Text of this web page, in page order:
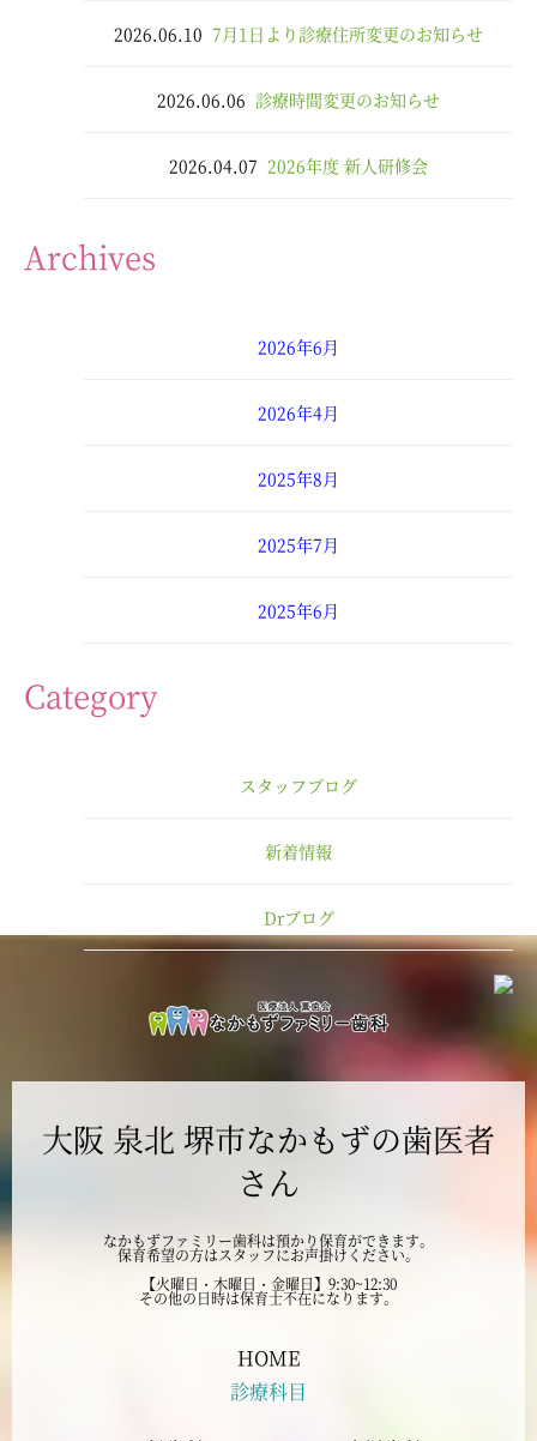
2026.06.10 7月1日より診療住所変更のお知らせ
2026.06.06 診療時間変更のお知らせ
2026.04.07 2026年度 新人研修会
Archives
2026年6月
2026年4月
2025年8月
2025年7月
2025年6月
2024年12月
2024年11月
2024年9月
2024年8月
2024年7月
2024年5月
Category
スタッフブログ
新着情報
Drブログ
大阪 泉北 堺市なかもずの歯医者
さん
なかもずファミリー歯科は預かり保育ができます。
保育希望の方はスタッフにお声掛けください。
【火曜日・木曜日・金曜日】9:30~12:30
その他の日時は保育士不在になります。
HOME
診療科目